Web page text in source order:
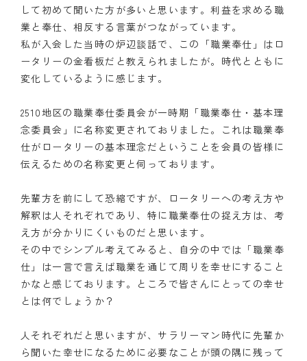
して初めて聞いた方が多いと思います。利益を求める職
業と奉仕、相反する言葉がつながっています。
私が入会した当時の炉辺談話で、この「職業奉仕」はロ
ータリーの金看板だと教えられましたが。時代とともに
変化しているように感じます。
2510地区の職業奉仕委員会が一時期「職業奉仕・基本理
念委員会」に名称変更されておりました。これは職業奉
仕がロータリーの基本理念だということを会員の皆様に
伝えるための名称変更と伺っております。
先輩方を前にして恐縮ですが、ロータリーへの考え方や
解釈は人それぞれであり、特に職業奉仕の捉え方は、考
え方が分かりにくいものだと思います。
その中でシンプル考えてみると、自分の中では「職業奉
仕」は一言で言えば職業を通じて周りを幸せにすること
かなと感じております。ところで皆さんにとっての幸せ
とは何でしょうか？
人それぞれだと思いますが、サラリーマン時代に先輩か
ら聞いた幸せになるために必要なことが頭の隅に残って